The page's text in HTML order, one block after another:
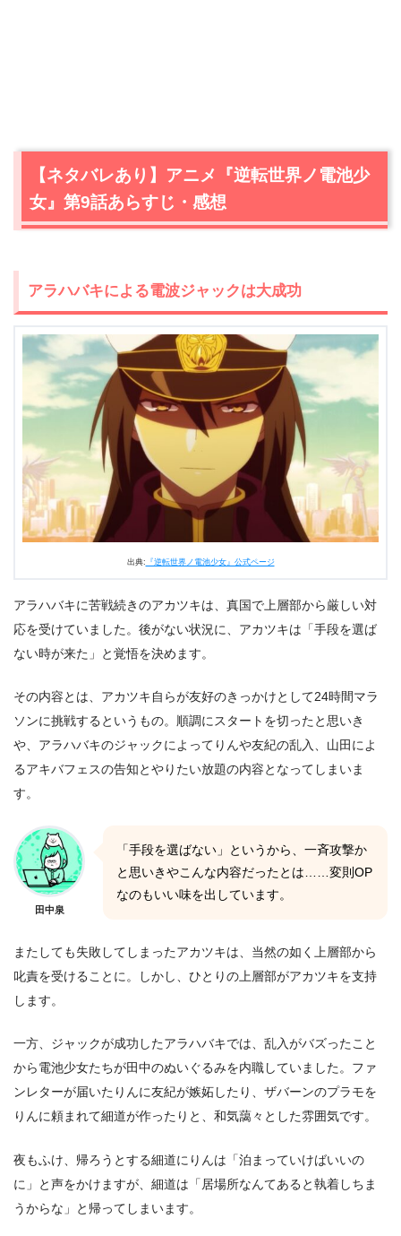
【ネタバレあり】アニメ『逆転世界ノ電池少
女』第9話あらすじ・感想
アラハバキによる電波ジャックは大成功
出典: 『逆転世界ノ電池少女』公式ページ
アラハバキに苦戦続きのアカツキは、真国で上層部から厳しい対
応を受けていました。後がない状況に、アカツキは「手段を選ば
ない時が来た」と覚悟を決めます。
その内容とは、アカツキ自らが友好のきっかけとして24時間マラ
ソンに挑戦するというもの。順調にスタートを切ったと思いき
や、アラハバキのジャックによってりんや友紀の乱入、山田によ
るアキバフェスの告知とやりたい放題の内容となってしまいま
す。
田中泉
「手段を選ばない」というから、一斉攻撃か
と思いきやこんな内容だったとは……変則OP
なのもいい味を出しています。
またしても失敗してしまったアカツキは、当然の如く上層部から
叱責を受けることに。しかし、ひとりの上層部がアカツキを支持
します。
一方、ジャックが成功したアラハバキでは、乱入がバズったこと
から電池少女たちが田中のぬいぐるみを内職していました。ファ
ンレターが届いたりんに友紀が嫉妬したり、ザバーンのプラモを
りんに頼まれて細道が作ったりと、和気藹々とした雰囲気です。
夜もふけ、帰ろうとする細道にりんは「泊まっていけばいいの
に」と声をかけますが、細道は「居場所なんてあると執着しちま
うからな」と帰ってしまいます。